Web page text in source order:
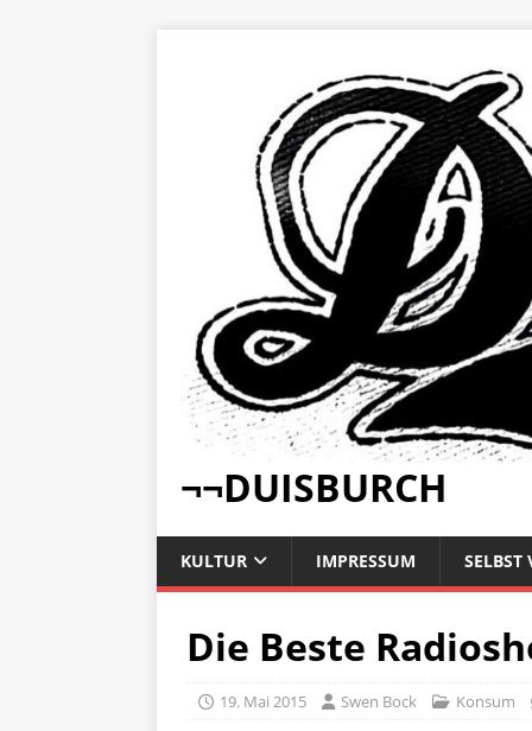
¬¬DUISBURCH
KULTUR IMPRESSUM SELBST
Die Beste
19. Mai 2015 Swen Bock Konsum